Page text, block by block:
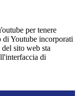
per tenere
di Youtube incorporati
sito web sta
di